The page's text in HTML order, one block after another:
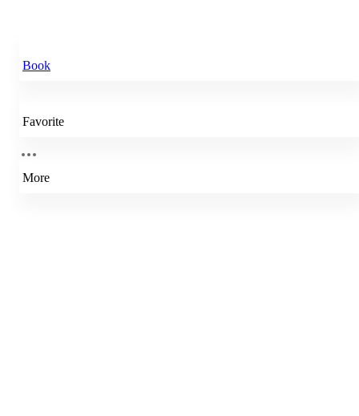
Book
Favorite
More